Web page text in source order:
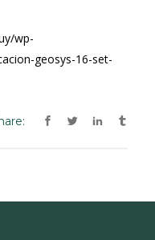
wp-
geosys-16-set-